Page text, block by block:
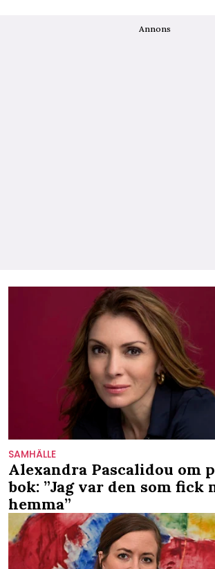
Annons
SAMHÄLLE
Alexandra Pascalidou om
bok: ”Jag var den som fick
hemma”